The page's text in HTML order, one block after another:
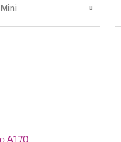
Mini
A170